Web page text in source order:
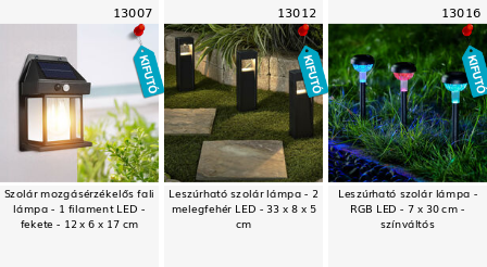
13007
Szolár mozgásérzékelős fali
lámpa - 1 filament LED -
fekete - 12 x 6 x 17 cm
13012
Leszúrható szolár lámpa - 2
melegfehér LED - 33 x 8 x 5
cm
13016
Leszúrható szolár lámpa -
RGB LED - 7 x 30 cm -
színváltós